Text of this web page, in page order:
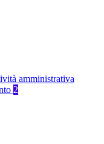
amministrativa
2